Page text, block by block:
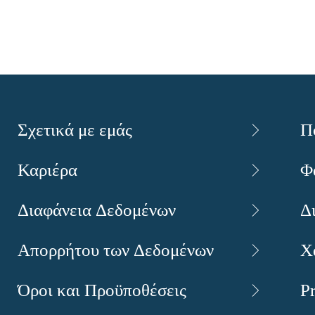
Σχετικά με εμάς
Καριέρα
Διαφάνεια Δεδομένων
Απορρήτου των Δεδομένων
Όροι και Προϋποθέσεις